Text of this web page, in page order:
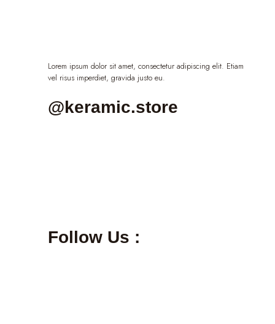
Lorem ipsum dolor sit amet, consectetur adipiscing elit. Etiam
vel risus imperdiet, gravida justo eu.
@keramic.store
Follow Us :